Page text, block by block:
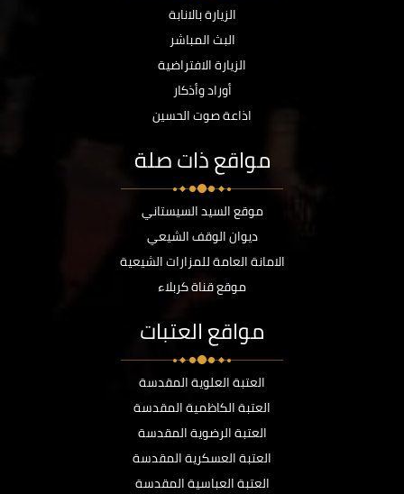
الزيارة بالانابة
البث المباشر
الزيارة الافتراضية
أوراد وأذكار
اذاعة صوت الحسين
مواقع ذات صلة
موقع السيد السيستاني
ديوان الوقف الشيعي
الامانة العامة للمزارات الشيعية
موقع قناة كربلاء
مواقع العتبات
العتبة العلوية المقدسة
العتبة الكاظمية المقدسة
العتبة الرضوية المقدسة
العتبة العسكرية المقدسة
العتبة العباسية المقدسة